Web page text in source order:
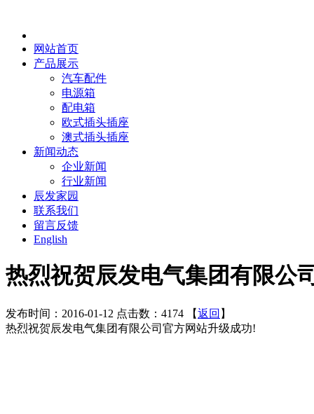
网站首页
产品展示
汽车配件
电源箱
配电箱
欧式插头插座
澳式插头插座
新闻动态
企业新闻
行业新闻
辰发家园
联系我们
留言反馈
English
热烈祝贺辰发电气集团有限公
发布时间：2016-01-12 点击数：4174 【返回 】
热烈祝贺辰发电气集团有限公司官方网站升级成功!